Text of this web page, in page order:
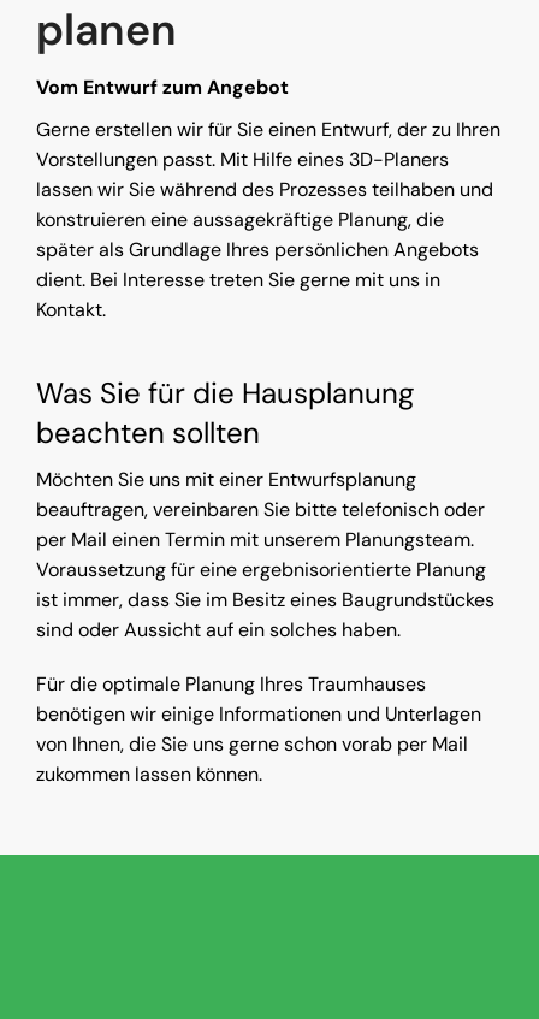
planen
Vom Entwurf zum Angebot
Gerne erstellen wir für Sie einen Entwurf, der zu Ihren
Vorstellungen passt. Mit Hilfe eines 3D-Planers
lassen wir Sie während des Prozesses teilhaben und
konstruieren eine aussagekräftige Planung, die
später als Grundlage Ihres persönlichen Angebots
dient. Bei Interesse treten Sie gerne mit uns in
Kontakt.
Was Sie für die Hausplanung
beachten sollten
Möchten Sie uns mit einer Entwurfsplanung
beauftragen, vereinbaren Sie bitte telefonisch oder
per Mail einen Termin mit unserem Planungsteam.
Voraussetzung für eine ergebnisorientierte Planung
ist immer, dass Sie im Besitz eines Baugrundstückes
sind oder Aussicht auf ein solches haben.
Für die optimale Planung Ihres Traumhauses
benötigen wir einige Informationen und Unterlagen
von Ihnen, die Sie uns gerne schon vorab per Mail
zukommen lassen können.